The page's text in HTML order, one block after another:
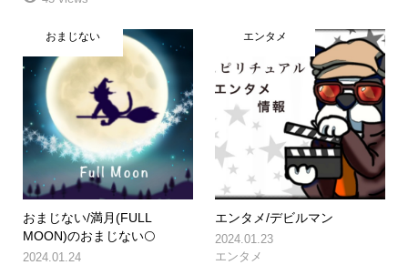
おまじない
おまじない/満月(FULL
MOON)のおまじない🌕
2024.01.24
エンタメ
エンタメ/デビルマン
2024.01.23
エンタメ